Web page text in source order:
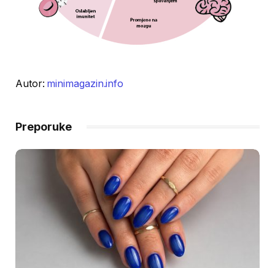
Autor: minimagazin.info
Preporuke